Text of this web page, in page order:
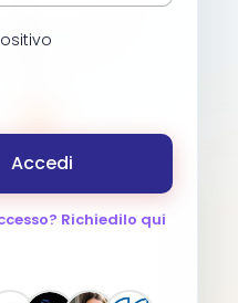
Accedi
Richiedilo qui